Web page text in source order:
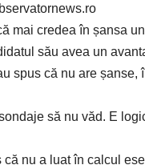
mai credea în șansa
său avea un
spus că nu are șanse,
să nu văd. E
nu a luat în calcul